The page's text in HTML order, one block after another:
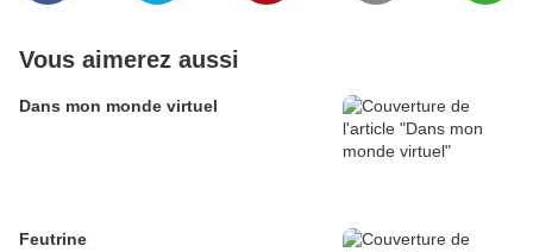
Vous aimerez aussi
Dans mon monde virtuel
Feutrine